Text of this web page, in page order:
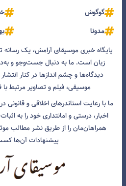
گوگوش
مدونا
پایگاه خبری موسیقای آرامش، یک
زبان است. ما به دنبال جست‌و‌جو و
دیدگاه‌ها و چشم انداز‌ها در کنار
موسیقی، فیلم و تصاویر مرتبط
ما با رعایت استاندرهای اخلاقی و قانونی
اخبار، درستی و امانتداری خود را به
همراهان‌مان را از طریق نشر مطالب
پیشنهادات آن‌ها